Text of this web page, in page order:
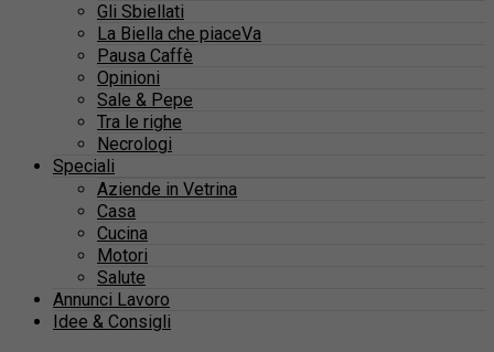
Gli Sbiellati
La Biella che piaceVa
Pausa Caffè
Opinioni
Sale & Pepe
Tra le righe
Necrologi
Speciali
Aziende in Vetrina
Casa
Cucina
Motori
Salute
Annunci Lavoro
Idee & Consigli